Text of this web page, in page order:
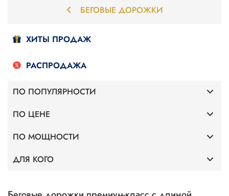
БЕГОВЫЕ ДОРОЖКИ
ХИТЫ ПРОДАЖ
РАСПРОДАЖА
ПО ПОПУЛЯРНОСТИ
Тонкие
Для дома
Без поручней
ПО ЦЕНЕ
До 40 000
До 75 000
ПО МОЩНОСТИ
Мощность 2 л.с.
ДЛЯ КОГО